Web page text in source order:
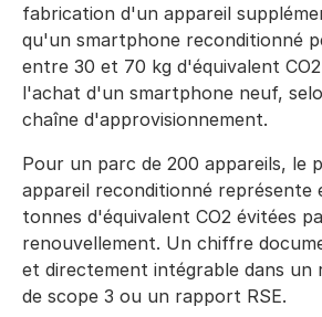
fabrication d'un appareil
qu'un smartphone reconditionné
entre 30 et 70 kg d'équivalent
l'achat d'un smartphone neuf,
chaîne d'approvisionnement.
Pour un parc de 200 appareils, le
appareil reconditionné représente
tonnes d'équivalent CO2 évitées
renouvellement. Un chiffre
et directement intégrable dans
de scope 3 ou un rapport RSE.